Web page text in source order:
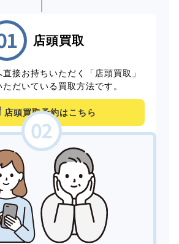
店頭買取
接お持ちいただく「店頭買取」
だいている買取方法です。
店頭買取予約はこちら